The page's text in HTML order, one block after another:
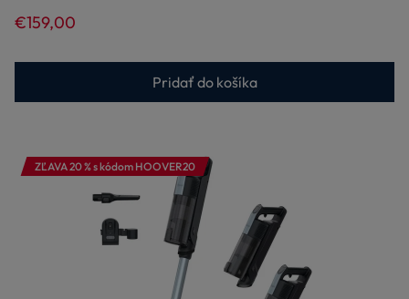
€159,00
Pridať do košíka
ZĽAVA 20 % s kódom HOOVER20